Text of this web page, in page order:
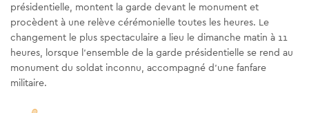
présidentielle, montent la garde devant le monument et
procèdent à une relève cérémonielle toutes les heures. Le
changement le plus spectaculaire a lieu le dimanche matin à 11
heures, lorsque l'ensemble de la garde présidentielle se rend au
monument du soldat inconnu, accompagné d'une fanfare
militaire.